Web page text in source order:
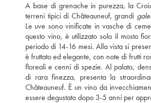
A base di grenache in purezza, la
terreni tipici di Châteauneuf, grandi
Le uve sono vinificate in vasche di
questo vino, è utilizzato solo il mosto
periodo di 14-16 mesi. Alla vista si
è fruttato ed elegante, con note di frutti
floreali e cenni di spezie. Al palato,
di rara finezza, presenta la
Châteauneuf. È un vino da
essere degustato dopo 3-5 anni per